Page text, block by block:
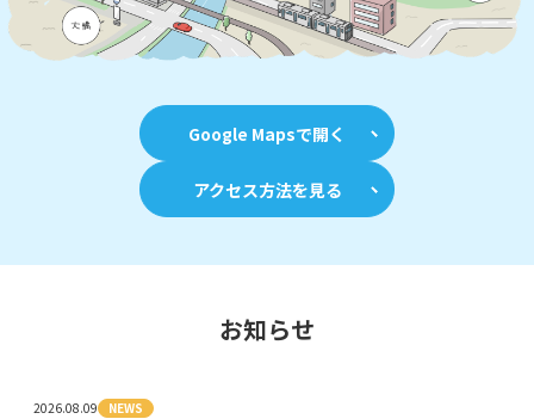
Google Mapsで開く
アクセス方法を見る
お知らせ
2026.08.09 NEWS